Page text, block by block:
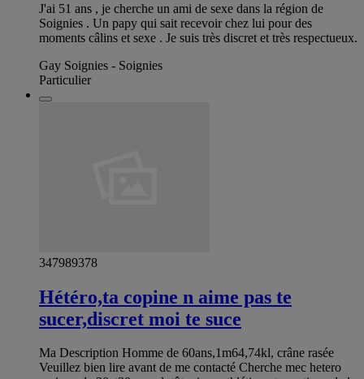
J'ai 51 ans , je cherche un ami de sexe dans la région de
Soignies . Un papy qui sait recevoir chez lui pour des
moments câlins et sexe . Je suis très discret et très respectueux.
Gay Soignies - Soignies
Particulier
347989378
Hétéro,ta copine n aime pas te
sucer,discret moi te suce
Ma Description Homme de 60ans,1m64,74kl, crâne rasée
Veuillez bien lire avant de me contacté Cherche mec hetero